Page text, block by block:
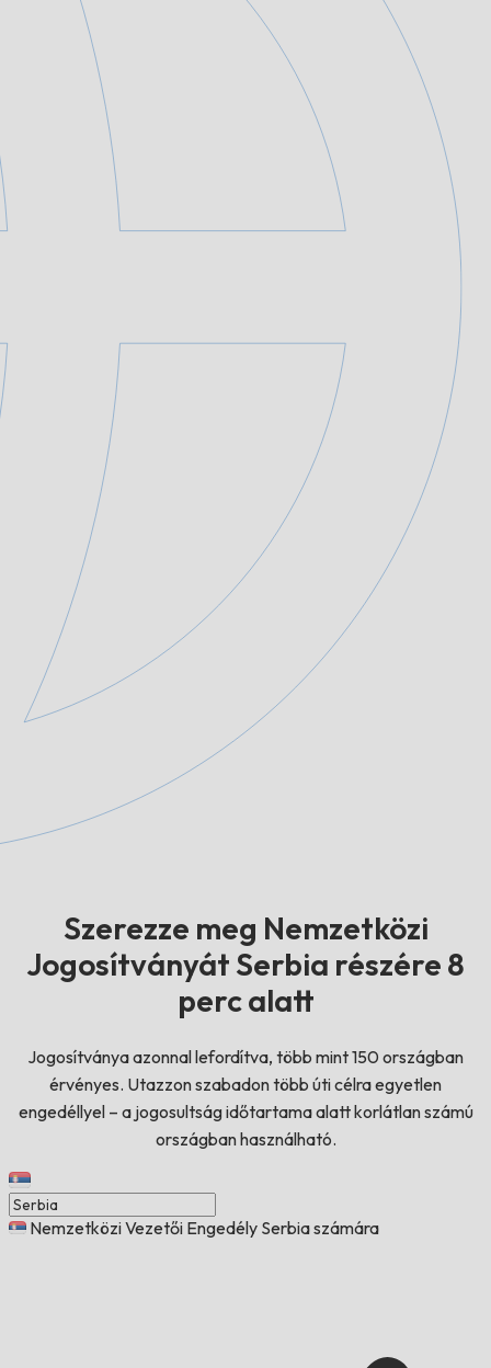
Szerezze meg Nemzetközi
Jogosítványát Serbia részére 8
perc alatt
Jogosítványa azonnal lefordítva, több mint 150 országban
érvényes. Utazzon szabadon több úti célra egyetlen
engedéllyel – a jogosultság időtartama alatt korlátlan számú
országban használható.
Nemzetközi Vezetői Engedély Serbia számára